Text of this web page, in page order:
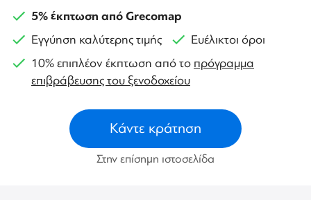
5% έκπτωση από Grecomap
Εγγύηση καλύτερης τιμής
Ευέλικτοι όροι
10% επιπλέον έκπτωση από το πρόγραμμα
επιβράβευσης του ξενοδοχείου
Κάντε κράτηση
Στην επίσημη ιστοσελίδα